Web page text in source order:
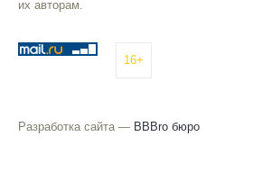
их авторам.
16+
Разработка сайта — BBBro бюро